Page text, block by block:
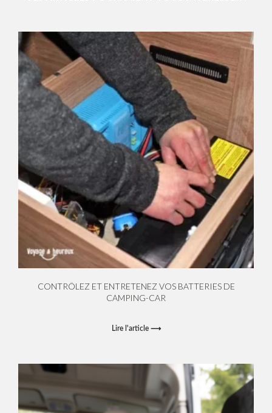
CONTRÔLEZ ET ENTRETENEZ VOS BATTERIES DE
CAMPING-CAR
Lire l'article ⟶